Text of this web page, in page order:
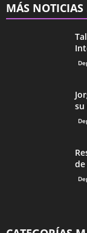
MÁS NOTICIAS
su